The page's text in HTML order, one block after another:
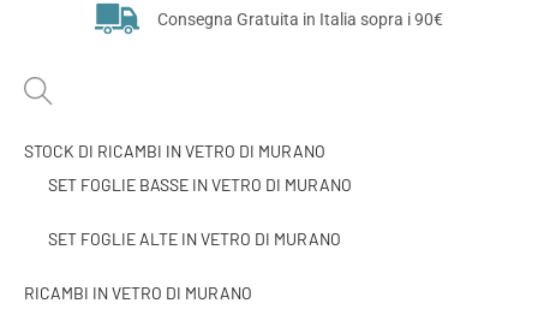
Consegna Gratuita in Italia sopra i 90€
STOCK DI RICAMBI IN VETRO DI MURANO
SET FOGLIE BASSE IN VETRO DI MURANO
SET FOGLIE ALTE IN VETRO DI MURANO
RICAMBI IN VETRO DI MURANO